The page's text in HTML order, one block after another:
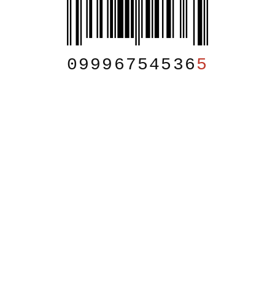
099967545365